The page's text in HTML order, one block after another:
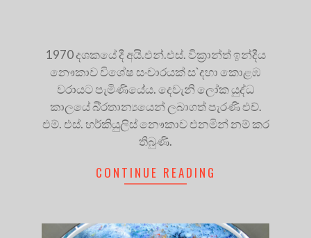
1970 දශකයේ දී අයි.එන්.එස්. වික‍්‍රාන්ත් ඉන්දීය
නෞකාව විශේෂ සංචාරයක් ස`දහා කොළඹ
වරායට පැමිණියේය. දෙවැනි ලෝක යුද්ධ
කාලයේ බි‍්‍රතාන්‍යයෙන් ලබාගත් පැරණි එච්.
එම්. එස්. හර්කියුලිස් නෞකාව එනමින් නම් කර
තිබුණි.
CONTINUE READING